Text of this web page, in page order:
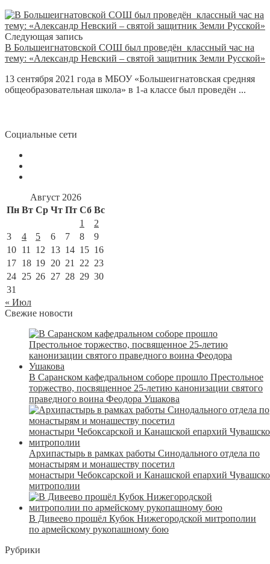
Следующая запись
В Большеигнатовской СОШ был проведён классный час на
тему: «Александр Невский – святой защитник Земли Русской»
13 сентября 2021 года в МБОУ «Большеигнатовская средняя
общеобразовательная школа» в 1-а классе был проведён ...
Социальные сети
Август 2026
Пн Вт Ср Чт Пт Сб Вс
1
2
3
4 5 6 7 8
9
10 11 12 13 14 15 16
17 18 19 20 21 22 23
24 25 26 27 28 29 30
31
« Июл
Свежие новости
В Саранском кафедральном соборе прошло Престольное
торжество, посвященное 25-летию канонизации святого
праведного воина Феодора Ушакова
Архипастырь в рамках работы Синодального отдела по
монастырям и монашеству посетил
монастыри Чебоксарской и Канашской епархий
митрополии
В Дивеево прошёл Кубок Нижегородской митрополии
по армейскому рукопашному бою
Рубрики